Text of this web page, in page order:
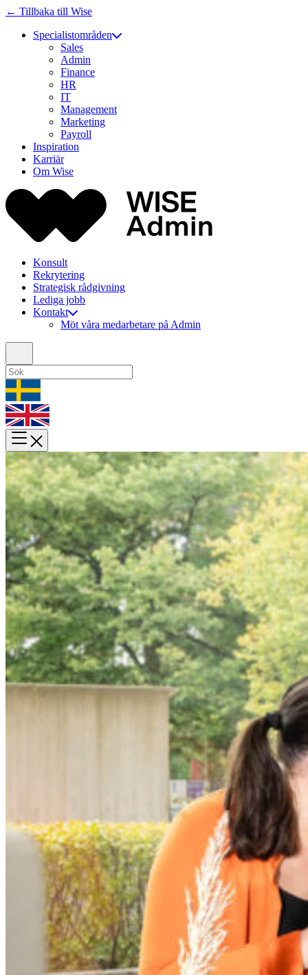
← Tillbaka till Wise
Specialistområden
Sales
Admin
Finance
HR
IT
Management
Marketing
Payroll
Inspiration
Karriär
Om Wise
Konsult
Rekrytering
Strategisk rådgivning
Lediga jobb
Kontakt
Möt våra medarbetare på Admin